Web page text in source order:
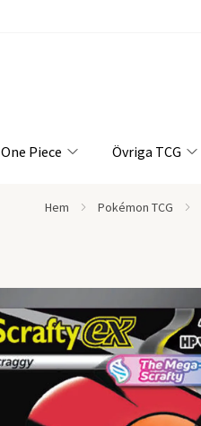
One Piece Övriga TCG
Hem Pokémon TCG